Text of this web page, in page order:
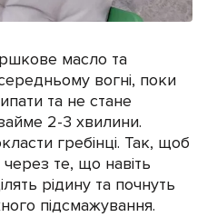
масло та
вогні, поки
та не стане
2-3 хвилини.
гребінці. Так, щоб
те, що навіть
рідину та почнуть
підсмажування.